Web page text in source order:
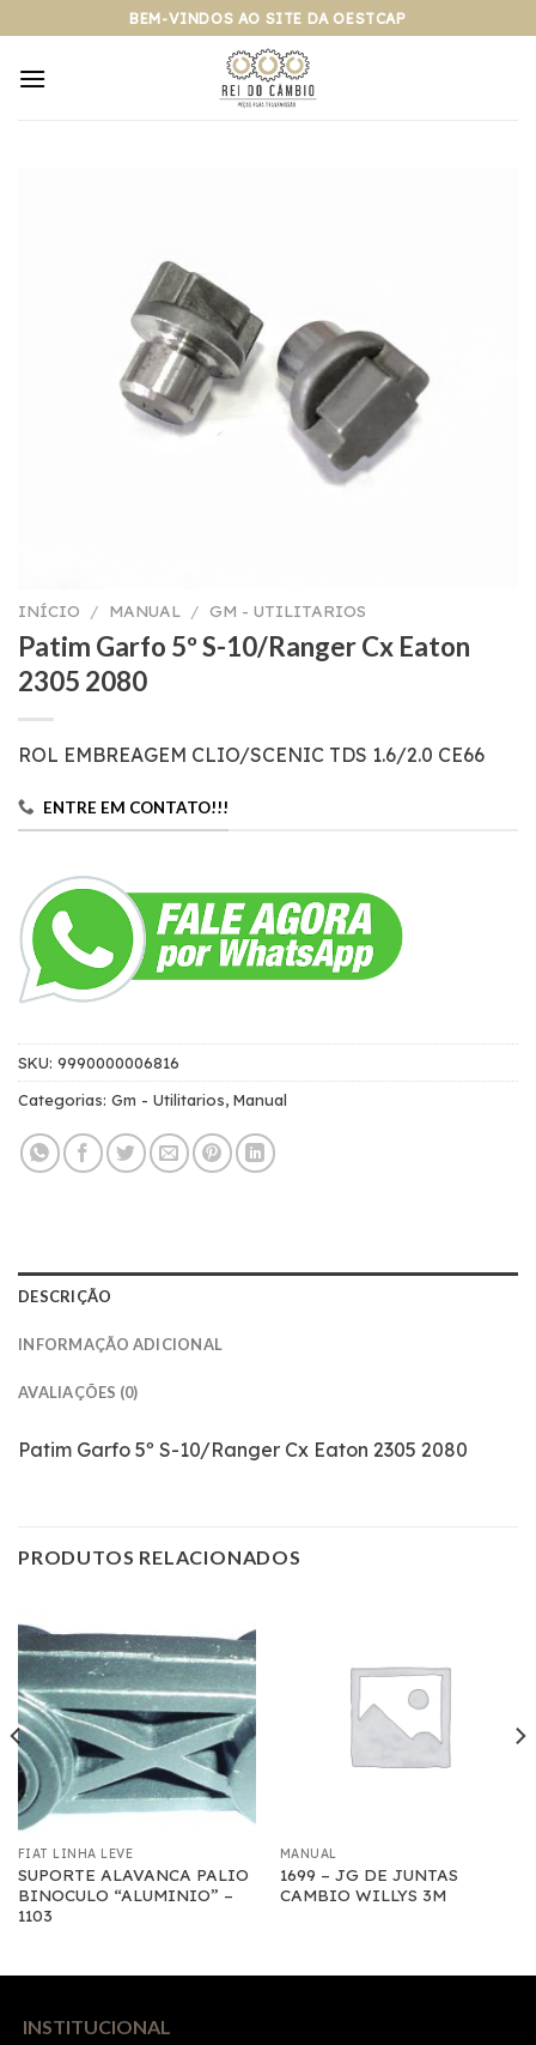
para
BEM-VINDOS AO SITE DA OESTCAP
INÍCIO / MANUAL / GM - UTILITARIOS
Patim Garfo 5º S-10/Ranger Cx Eaton
2305 2080
ROL EMBREAGEM CLIO/SCENIC TDS 1.6/2.0 CE66
ENTRE EM CONTATO!!!
SKU: 9990000006816
Categorias: Gm - Utilitarios, Manual
DESCRIÇÃO
INFORMAÇÃO ADICIONAL
AVALIAÇÕES (0)
Patim Garfo 5º S-10/Ranger Cx Eaton 2305 2080
PRODUTOS RELACIONADOS
FIAT LINHA LEVE
SUPORTE ALAVANCA PALIO
BINOCULO “ALUMINIO” –
1103
MANUAL
1699 – JG DE JUNTAS
CAMBIO WILLYS 3M
INSTITUCIONAL